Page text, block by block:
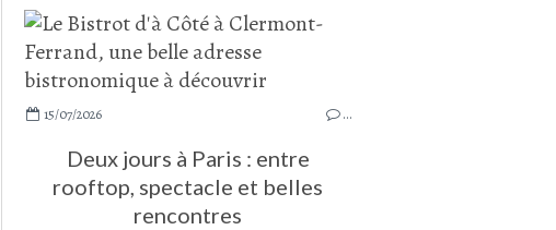
15/07/2026 …
Deux jours à Paris : entre
rooftop, spectacle et belles
rencontres